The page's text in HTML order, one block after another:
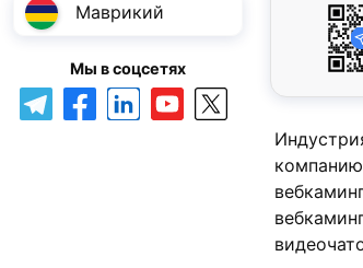
Маврикий
Мы в соцсетях
компанию